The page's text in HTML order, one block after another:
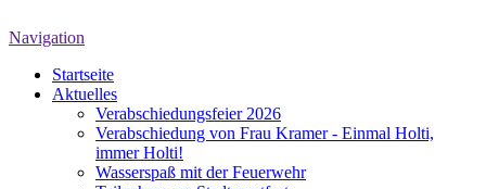
Navigation
Startseite
Aktuelles
Verabschiedungsfeier 2026
Verabschiedung von Frau Kramer - Einmal Holti,
immer Holti!
Wasserspaß mit der Feuerwehr